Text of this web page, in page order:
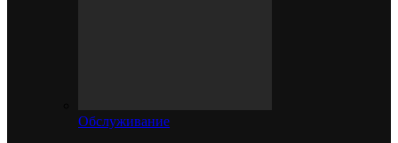
Обслуживание